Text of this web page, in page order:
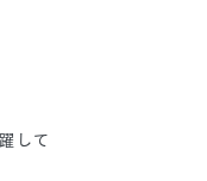
して